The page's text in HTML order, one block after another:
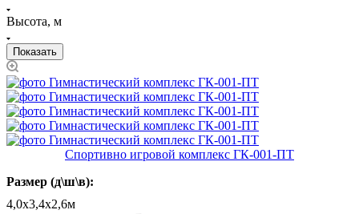
Высота, м
Спортивно игровой комплекс ГК-001-ПТ
Размер (д\ш\в):
4,0х3,4х2,6м